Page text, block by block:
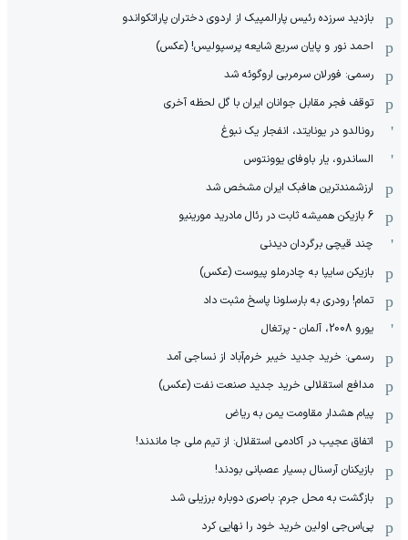
بازدید سرزده رئیس پارالمپیک از اردوی دختران پاراتکواندو
احمد نور و پایان سریع شایعه پرسپولیس! (عکس)
رسمی: فورلان سرمربی اروگوئه شد
توقف فجر مقابل جوانان ایران با گل لحظه آخری
رونالدو در یونایتد، انفجار یک نبوغ
الساندرو، یار باوفای یوونتوس
ارزشمندترین هافبک ایران مشخص شد
6 بازیکن همیشه ثابت در رئال مادرید مورینیو
چند قیچی برگردان دیدنی
بازیکن سایپا به چادرملو پیوست (عکس)
تمام! رودری به بارسلونا پاسخ مثبت داد
یورو 2008، آلمان - پرتغال
رسمی: خرید جدید خیبر خرم‌آباد از نساجی آمد
مدافع استقلالی خرید جدید صنعت نفت (عکس)
پیام هشدار مقاومت یمن به ریاض
اتفاق عجیب در آکادمی استقلال: از تیم ملی جا ماندند!
بازیکنان آرسنال بسیار عصبانی بودند!
بازگشت به محل جرم: باصری دوباره برزیلی شد
پی‌اس‌جی اولین خرید خود را نهایی کرد